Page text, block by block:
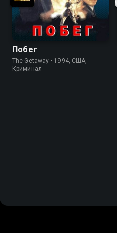
Побег
The Getaway • 1994, США,
Криминал